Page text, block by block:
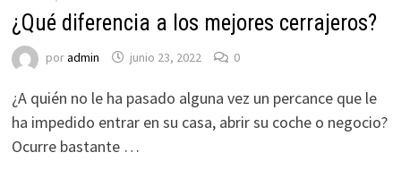
¿Qué diferencia a los mejores cerrajeros?
poradmin junio 23, 2022 0
¿A quién no le ha pasado alguna vez un percance que le
ha impedido entrar en su casa, abrir su coche o negocio?
Ocurre bastante …